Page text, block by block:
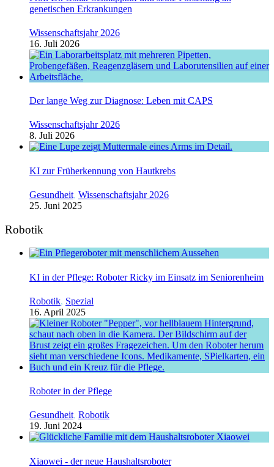
genetischen Erkrankungen
Wissenschaftsjahr 2026
16. Juli 2026
Der lange Weg zur Diagnose: Leben mit CAPS
Wissenschaftsjahr 2026
8. Juli 2026
KI zur Früherkennung von Hautkrebs
Gesundheit, Wissenschaftsjahr 2026
25. Juni 2025
Robotik
KI in der Pflege: Roboter Ricky im Einsatz im Seniorenheim
Robotik, Spezial
16. April 2025
Roboter in der Pflege
Gesundheit, Robotik
19. Juni 2024
Xiaowei - der neue Haushaltsroboter